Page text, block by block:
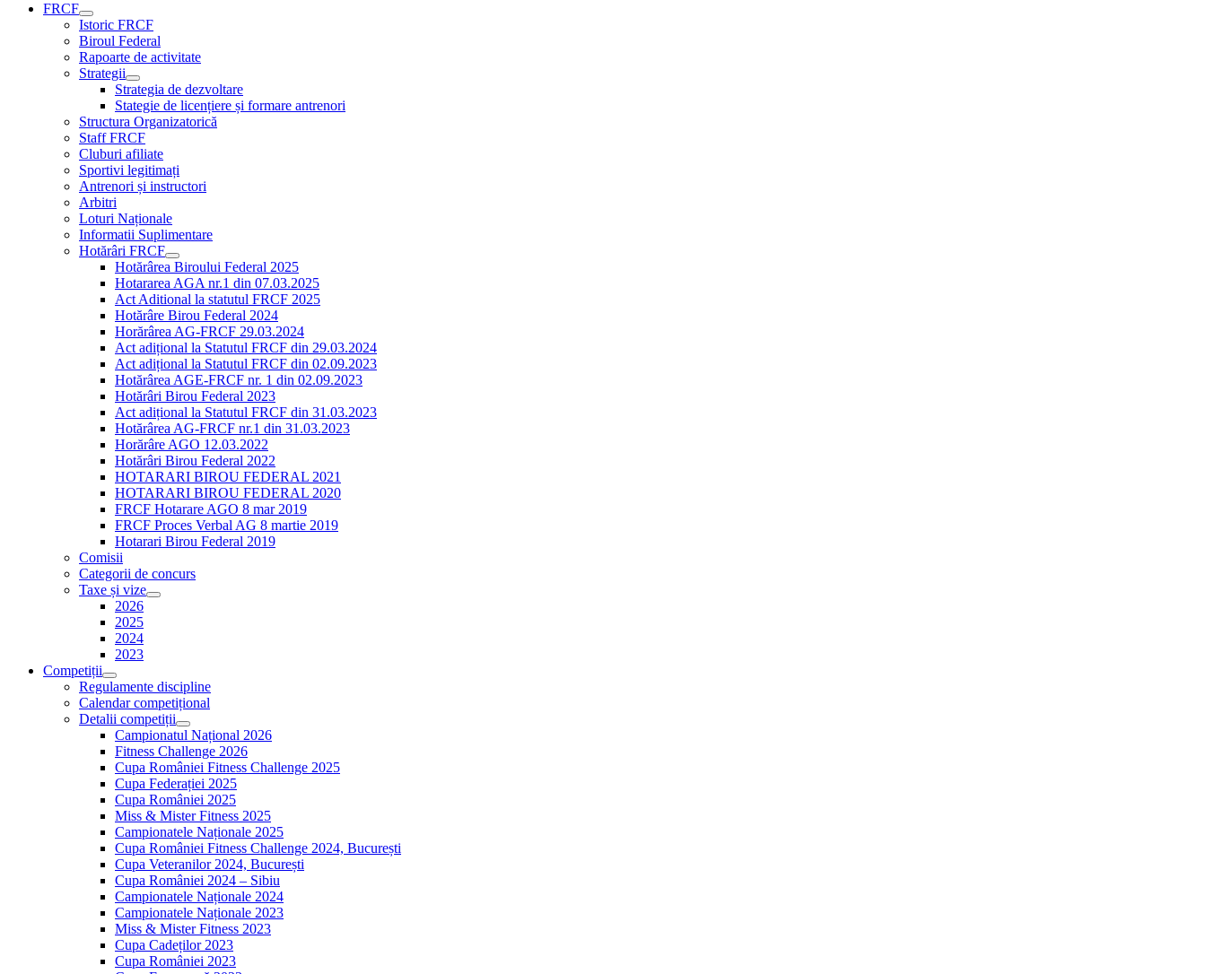
FRCF
Istoric FRCF
Biroul Federal
Rapoarte de activitate
Strategii
Strategia de dezvoltare
Stategie de licențiere și formare antrenori
Structura Organizatorică
Staff FRCF
Cluburi afiliate
Sportivi legitimați
Antrenori și instructori
Arbitri
Loturi Naționale
Informatii Suplimentare
Hotărâri FRCF
Hotărârea Biroului Federal 2025
Hotararea AGA nr.1 din 07.03.2025
Act Aditional la statutul FRCF 2025
Hotărâre Birou Federal 2024
Horărârea AG-FRCF 29.03.2024
Act adițional la Statutul FRCF din 29.03.2024
Act adițional la Statutul FRCF din 02.09.2023
Hotărârea AGE-FRCF nr. 1 din 02.09.2023
Hotărâri Birou Federal 2023
Act adițional la Statutul FRCF din 31.03.2023
Hotărârea AG-FRCF nr.1 din 31.03.2023
Horărâre AGO 12.03.2022
Hotărâri Birou Federal 2022
HOTARARI BIROU FEDERAL 2021
HOTARARI BIROU FEDERAL 2020
FRCF Hotarare AGO 8 mar 2019
FRCF Proces Verbal AG 8 martie 2019
Hotarari Birou Federal 2019
Comisii
Categorii de concurs
Taxe și vize
2026
2025
2024
2023
Competiții
Regulamente discipline
Calendar competițional
Detalii competiții
Campionatul Național 2026
Fitness Challenge 2026
Cupa României Fitness Challenge 2025
Cupa Federației 2025
Cupa României 2025
Miss & Mister Fitness 2025
Campionatele Naționale 2025
Cupa României Fitness Challenge 2024, București
Cupa Veteranilor 2024, București
Cupa României 2024 – Sibiu
Campionatele Naționale 2024
Campionatele Naționale 2023
Miss & Mister Fitness 2023
Cupa Cadeților 2023
Cupa României 2023